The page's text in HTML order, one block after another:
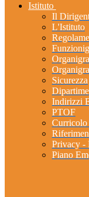
Istituto
Il
L'Istituto
Sicurezza
Indirizzi
PTOF
Privacy -
Piano